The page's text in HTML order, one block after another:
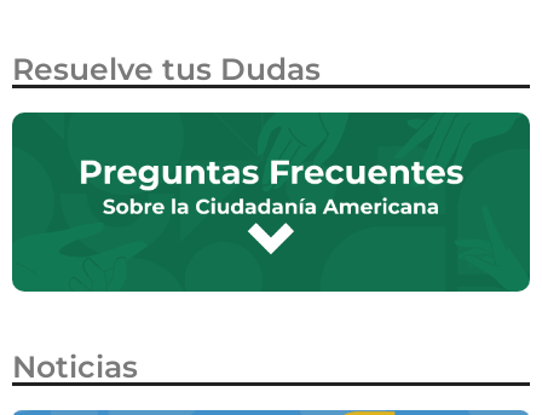
Resuelve tus Dudas
Noticias